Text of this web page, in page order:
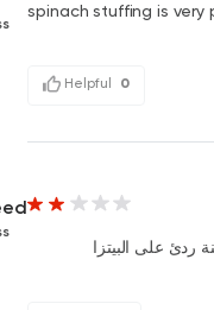
spinach stuffing is very
Helpful 0
ردئ على البيتزا